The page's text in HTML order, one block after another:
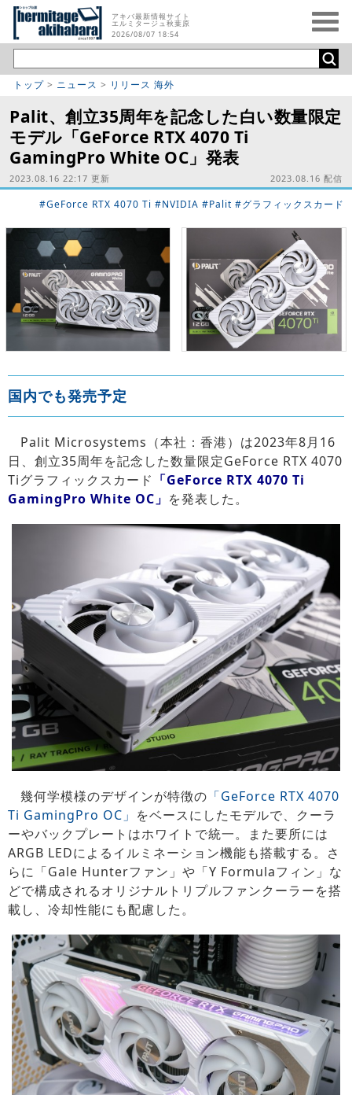
アキバ最新情報サイト
エルミタージュ秋葉原
2026/08/07 18:54
トップ > ニュース > リリース 海外
Palit、創立35周年を記念した白い数量限定
モデル「GeForce RTX 4070 Ti
GamingPro White OC」発表
2023.08.16 22:17 更新 2023.08.16 配信
#GeForce RTX 4070 Ti #NVIDIA #Palit #グラフィックスカード
国内でも発売予定
Palit Microsystems（本社：香港）は2023年8月16
日、創立35周年を記念した数量限定GeForce RTX 4070
Tiグラフィックスカード 「GeForce RTX 4070 Ti
GamingPro White OC」 を発表した。
幾何学模様のデザインが特徴の 「GeForce RTX 4070
Ti GamingPro OC」 をベースにしたモデルで、クーラ
ーやバックプレートはホワイトで統一。また要所には
ARGB LEDによるイルミネーション機能も搭載する。さ
らに「Gale Hunterファン」や「Y Formulaフィン」な
どで構成されるオリジナルトリプルファンクーラーを搭
載し、冷却性能にも配慮した。